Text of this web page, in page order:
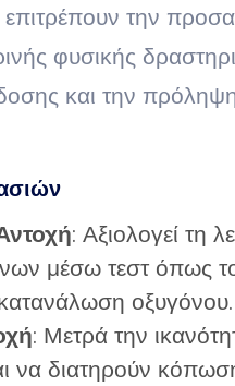
την
φυσικής
και την
: Αξιολογεί τη
μέσω τεστ όπως
οξυγόνου.
: Μετρά την
να διατηρούν